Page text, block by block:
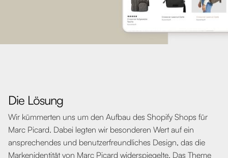
Die Lösung
Wir kümmerten uns um den Aufbau des Shopify Shops für
Marc Picard. Dabei legten wir besonderen Wert auf ein
ansprechendes und benutzerfreundliches Design, das die
Markenidentität von Marc Picard widerspiegelte. Das Theme